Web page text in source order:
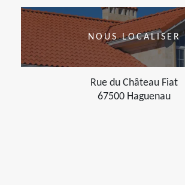
NOUS LOCALISER
Rue du Château Fiat
67500 Haguenau